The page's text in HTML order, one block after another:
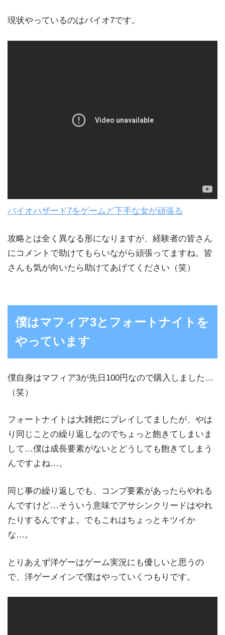
現状やっているのはバイオ7です。
バイオハザード7をゲームど下手な女が頑張る
攻略とは全く異なる形になりますが、経験者の皆さん
にコメントで助けてもらいながら頑張ってますね。皆
さんも気が向いたら助けてあげてください（笑）
僕はマフィア3とフォートナイトを
やっています
僕自身はマフィア3が先日100円なので購入しました…
（笑）
フォートナイトは大雑把にプレイしてましたが、やは
り同じことの繰り返しなのでちょっと飽きてしまいま
して…僕は成長要素がないとどうしても飽きてしまう
んですよね…。
同じ事の繰り返しでも、コンプ要素があったらやれる
んですけど…そういう意味でアサシンクリードはやれ
たりするんですよ。でもこれはちょっとキツイか
な…。
とりあえず洋ゲーはゲーム実況にも優しいと思うの
で、洋ゲーメインで僕はやっていくつもりです。